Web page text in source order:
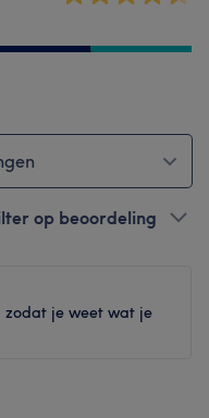
op beoordeling
zodat je weet wat je